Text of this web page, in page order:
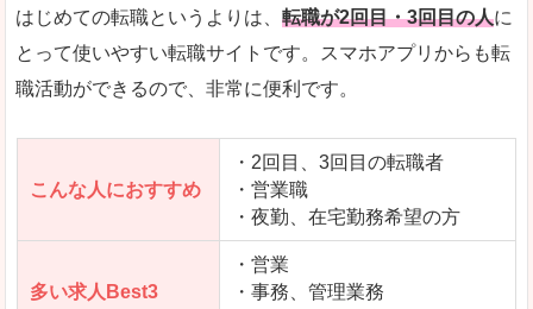
求人を含んだページを見てみる
はじめての転職というよりは、 転職が2回目・3回目の人に
とって使いやすい転職サイトです。スマホアプリからも転
職活動ができるので、非常に便利です。
こんな人におすすめ
・2回目、3回目の転職者
・営業職
・夜勤、在宅勤務希望の方
多い求人Best3
・営業
・事務、管理業務